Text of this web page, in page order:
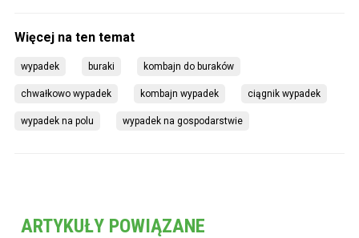
wypadek buraki kombajn do buraków
chwałkowo wypadek kombajn wypadek ciągnik wypadek
wypadek na polu wypadek na gospodarstwie
ARTYKUŁY POWIĄZANE